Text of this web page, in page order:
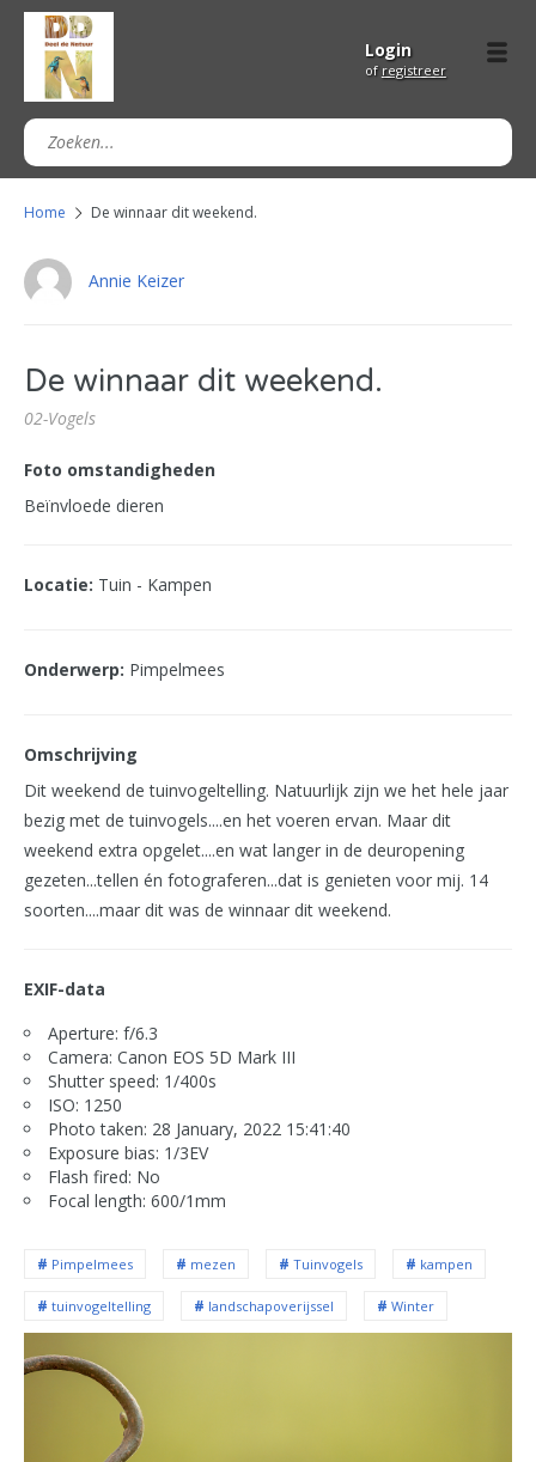
Login
of registreer
Home De winnaar dit weekend.
Annie Keizer
De winnaar dit weekend.
02-Vogels
Foto omstandigheden
Beïnvloede dieren
Locatie: Tuin - Kampen
Onderwerp: Pimpelmees
Omschrijving
Dit weekend de tuinvogeltelling. Natuurlijk zijn we het hele jaar
bezig met de tuinvogels....en het voeren ervan. Maar dit
weekend extra opgelet....en wat langer in de deuropening
gezeten...tellen én fotograferen...dat is genieten voor mij. 14
soorten....maar dit was de winnaar dit weekend.
EXIF-data
Aperture: f/6.3
Camera: Canon EOS 5D Mark III
Shutter speed: 1/400s
ISO: 1250
Photo taken: 28 January, 2022 15:41:40
Exposure bias: 1/3EV
Flash fired: No
Focal length: 600/1mm
Pimpelmees mezen Tuinvogels kampen
tuinvogeltelling landschapoverijssel Winter